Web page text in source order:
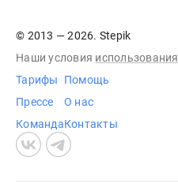
© 2013 — 2026. Stepik
Наши условия использования
Тарифы
Прессе
Команда
Помощь
О нас
Контакты